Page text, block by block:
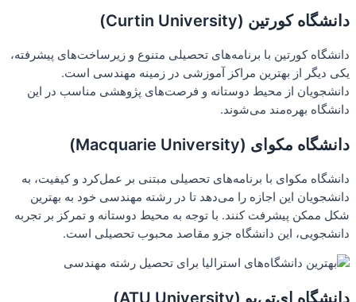
دانشگاه کورتین (Curtin University)
دانشگاه کورتین با برنامه‌های تحصیلی متنوع و زیرساخت‌های پیشرفته،
یکی دیگر از بهترین مراکز آموزشی در زمینه مهندسی است.
دانشجویان از محیط دوستانه و فرصت‌های پژوهشی مناسب در این
دانشگاه بهره‌مند می‌شوند.
دانشگاه مکوای (Macquarie University)
دانشگاه مکوای با برنامه‌های تحصیلی مبتنی بر عمل‌کرد و کیفیت، به
دانشجویان این اجازه را می‌دهد تا در رشته مهندسی خود به بهترین
شکل ممکن پیشرفت کنند. با توجه به محیط دوستانه و تمرکز بر تجربه
دانشجویی، این دانشگاه جزو مقاصد محبوب تحصیلی است.